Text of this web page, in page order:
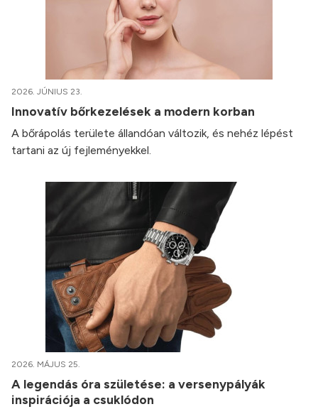
2026. JÚNIUS 23.
Innovatív bőrkezelések a modern korban
A bőrápolás területe állandóan változik, és nehéz lépést
tartani az új fejleményekkel.
2026. MÁJUS 25.
A legendás óra születése: a versenypályák
inspirációja a csuklódon